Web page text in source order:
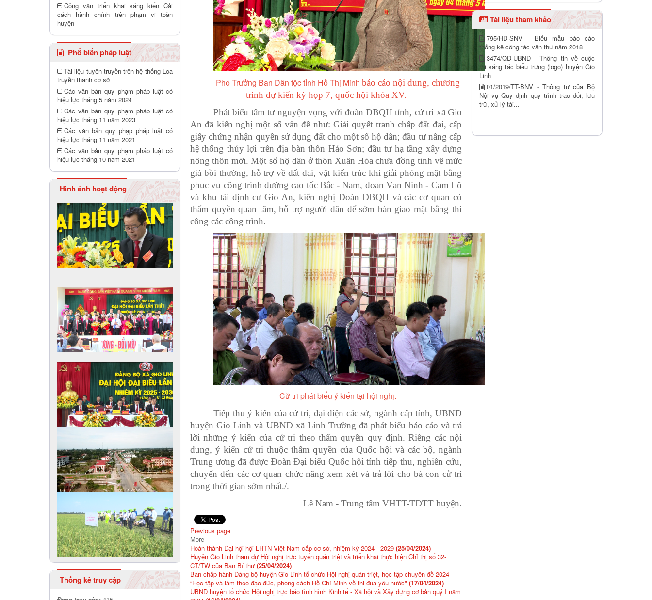
Công văn triển khai sáng kiến Cải
cách hành chính trên phạm vi toàn
huyện
Phổ biến pháp luật
Tài liệu tuyên truyền trên hệ thống Loa
truyền thanh cơ sở
Các văn bản quy phạm pháp luật có
hiệu lực tháng 5 năm 2024
Các văn bản quy phạm pháp luật có
hiệu lực tháng 11 năm 2023
Các văn bản quy phạp pháp luật có
hiệu lực tháng 11 năm 2021
Các văn bản quy phạm pháp luật có
hiệu lực tháng 10 năm 2021
Hình ảnh hoạt động
Thống kê truy cập
Phó Trưởng Ban Dân tộc tỉnh Hồ Thị Minh báo cáo nội dung, chương
trình dự kiến kỳ họp 7, quốc hội khóa XV.
Phát biểu tâm tư nguyện vọng với đoàn ĐBQH tỉnh, cử tri xã Gio
An đã kiến nghị một số vấn đề như: Giải quyết tranh chấp đất đai, cấp
giấy chứng nhận quyền sử dụng đất cho một số hộ dân; đầu tư nâng cấp
hệ thống thủy lợi trên địa bàn thôn Hảo Sơn; đầu tư hạ tầng xây dựng
nông thôn mới. Một số hộ dân ở thôn Xuân Hòa chưa đồng tình về mức
giá bồi thường, hỗ trợ về đất đai, vật kiến trúc khi giải phóng mặt bằng
phục vụ công trình đường cao tốc Bắc - Nam, đoạn Vạn Ninh - Cam Lộ
và khu tái định cư Gio An, kiến nghị Đoàn ĐBQH và các cơ quan có
thẩm quyền quan tâm, hỗ trợ người dân để sớm bàn giao mặt bằng thi
công các công trình.
Cử tri phát biểu ý kiến tại hội nghị.
Tiếp thu ý kiến của cử tri, đại diện các sở, ngành cấp tỉnh, UBND
huyện Gio Linh và UBND xã Linh Trường đã phát biểu báo cáo và trả
lời những ý kiến của cử tri theo thẩm quyền quy định. Riêng các nội
dung, ý kiến cử tri thuộc thẩm quyền của Quốc hội và các bộ, ngành
Trung ương đã được Đoàn Đại biểu Quốc hội tỉnh tiếp thu, nghiên cứu,
chuyển đến các cơ quan chức năng xem xét và trả lời cho bà con cử tri
trong thời gian sớm nhất./.
Lê Nam - Trung tâm VHTT-TDTT huyện.
Previous page
More
Hoàn thành Đại hội hội LHTN Việt Nam cấp cơ sở, nhiệm kỳ 2024 - 2029 (25/04/2024)
Huyện Gio Linh tham dự Hội nghị trực tuyến quán triệt và triển khai thực hiện Chỉ thị số 32-
CT/TW của Ban Bí thư (25/04/2024)
Ban chấp hành Đảng bộ huyện Gio Linh tổ chức Hội nghị quán triệt, học tập chuyên đề 2024
“Học tập và làm theo đạo đức, phong cách Hồ Chí Minh về thi đua yêu nước" (17/04/2024)
UBND huyện tổ chức Hội nghị trực báo tình hình Kinh tế - Xã hội và Xây dựng cơ bản quý I năm
Tài liệu tham khảo
795/HD-SNV - Biểu mẫu báo cáo
thống kê công tác văn thư năm 2018
3474/QĐ-UBND - Thông tin về cuộc
thi sáng tác biểu trưng (logo) huyện Gio
Linh
01/2019/TT-BNV - Thông tư của Bộ
Nội vụ Quy định quy trình trao đổi, lưu
trữ, xử lý tài...